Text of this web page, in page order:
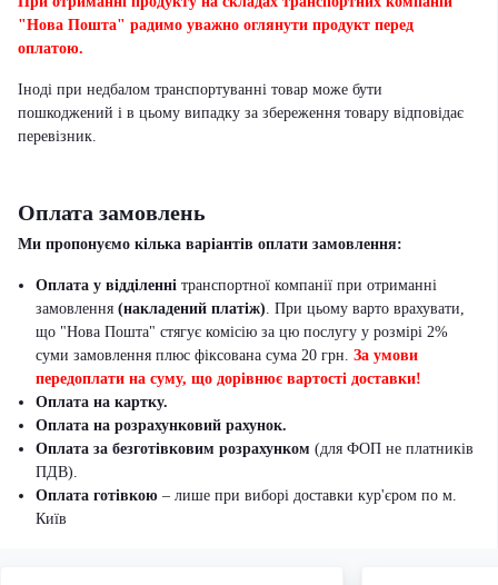
"Нова Пошта" радимо уважно оглянути продукт перед
оплатою.
Іноді при недбалом транспортуванні товар може бути
пошкоджений і в цьому випадку за збереження товару відповідає
перевізник.
Оплата замовлень
Ми пропонуємо кілька варіантів оплати замовлення:
Оплата у відділенні транспортної компанії при отриманні
замовлення (накладений платіж). При цьому варто врахувати,
що "Нова Пошта" стягує комісію за цю послугу у розмірі 2%
суми замовлення плюс фіксована сума 20 грн. За умови
передоплати на суму, що дорівнює вартості доставки!
Оплата на картку.
Оплата на розрахунковий рахунок.
Оплата за безготівковим розрахунком (для ФОП не платників
ПДВ).
Оплата готівкою – лише при виборі доставки кур'єром по м.
Київ